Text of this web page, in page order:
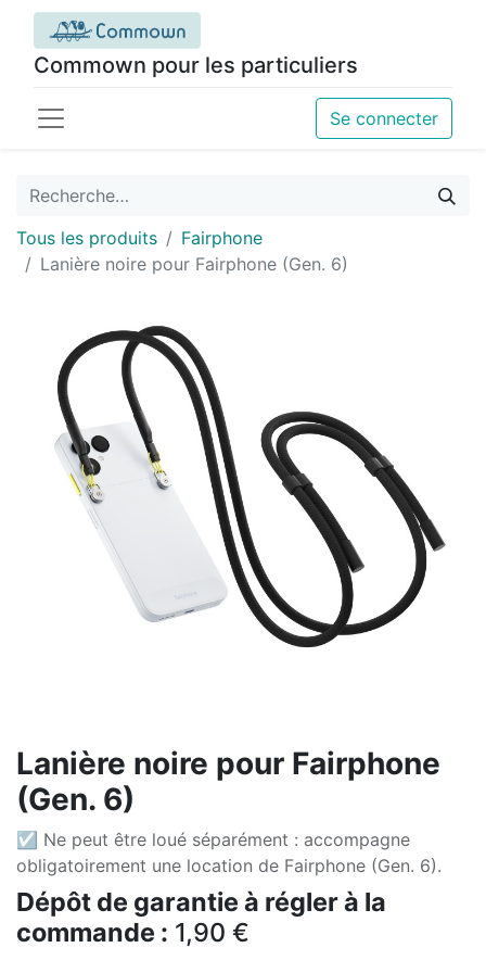
Commown pour les particuliers
Se connecter
Tous les produits
Fairphone
Lanière noire pour Fairphone (Gen. 6)
Lanière noire pour Fairphone
(Gen. 6)
☑ Ne peut être loué séparément : accompagne
obligatoirement une location de Fairphone (Gen. 6).
Dépôt de garantie à régler à la
commande : 1,90 €